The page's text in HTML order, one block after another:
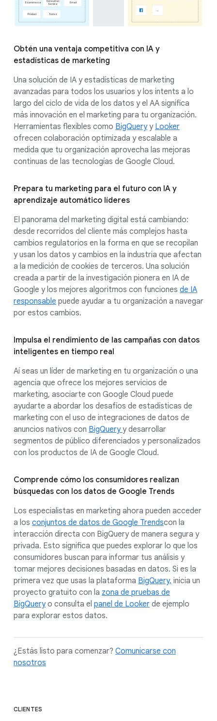
Obtén una ventaja competitiva con IA y
estadísticas de marketing
Una solución de IA y estadísticas de marketing
avanzadas para todos los usuarios y los intents a lo
largo del ciclo de vida de los datos y el AA significa
más innovación en el marketing para tu organización.
Herramientas flexibles como BigQueryy Looker
ofrecen colaboración optimizada y escalable a
medida que tu organización aprovecha las mejoras
continuas de las tecnologías de Google Cloud.
Prepara tu marketing para el futuro con IA y
aprendizaje automático líderes
El panorama del marketing digital está cambiando:
desde recorridos del cliente más complejos hasta
cambios regulatorios en la forma en que se recopilan
y usan los datos y cambios en la industria que afectan
a la medición de cookies de terceros. Una solución
creada a partir de la investigación pionera en IA de
Google y los mejores algoritmos con funciones de IA
responsable puede ayudar a tu organización a navegar
por estos cambios.
Impulsa el rendimiento de las campañas con datos
inteligentes en tiempo real
Aí seas un líder de marketing en tu organización o una
agencia que ofrece los mejores servicios de
marketing, asociarte con Google Cloud puede
ayudarte a abordar los desafíos de estadísticas de
marketing con el uso de integraciones de datos de
anuncios nativos con BigQueryy desarrollar
segmentos de público diferenciados y personalizados
con los productos de IA de Google Cloud.
Comprende cómo los consumidores realizan
búsquedas con los datos de Google Trends
Los especialistas en marketing ahora pueden acceder
a los conjuntos de datos de Google Trendscon la
interacción directa con BigQuery de manera segura y
privada. Esto significa que puedes explorar lo que los
consumidores buscan para informar tus análisis y
tomar mejores decisiones basadas en datos. Si es la
primera vez que usas la plataforma BigQuery, inicia un
proyecto gratuito con la zona de pruebas de
BigQueryo consulta el panel de Looker de ejemplo
para explorar estos datos.
¿Estás listo para comenzar? Comunicarse con
nosotros
CLIENTES